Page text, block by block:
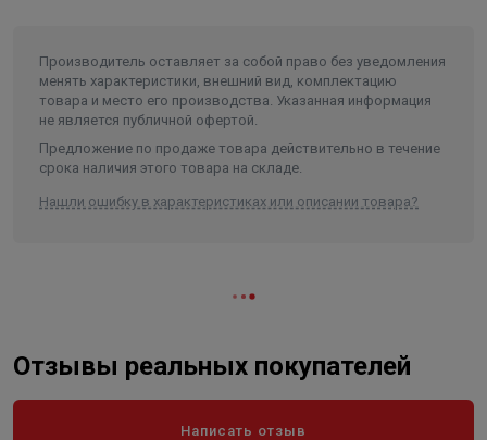
Производитель оставляет за собой право без уведомления
менять характеристики, внешний вид, комплектацию
товара и место его производства. Указанная информация
не является публичной офертой.
Предложение по продаже товара действительно в течение
срока наличия этого товара на складе.
Нашли ошибку в характеристиках или описании товара?
Отзывы реальных покупателей
Написать отзыв